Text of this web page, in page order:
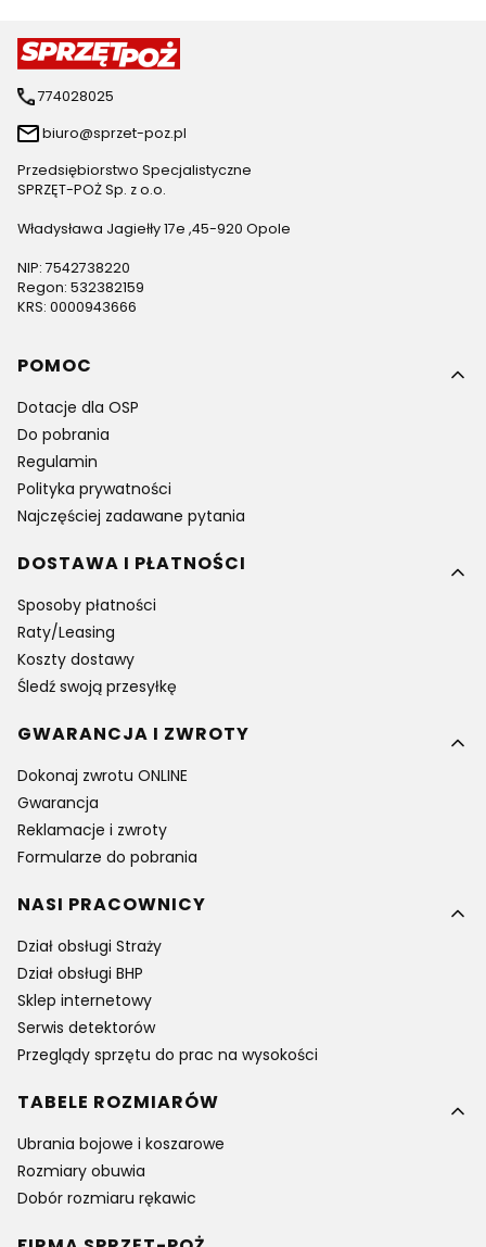
774028025
biuro@sprzet-poz.pl
Przedsiębiorstwo Specjalistyczne
SPRZĘT-POŻ Sp. z o.o.
Władysława Jagiełły 17e ,45-920 Opole
NIP: 7542738220
Regon: 532382159
KRS: 0000943666
Linki w stopce
POMOC
Dotacje dla OSP
Do pobrania
Regulamin
Polityka prywatności
Najczęściej zadawane pytania
DOSTAWA I PŁATNOŚCI
Sposoby płatności
Raty/Leasing
Koszty dostawy
Śledź swoją przesyłkę
GWARANCJA I ZWROTY
Dokonaj zwrotu ONLINE
Gwarancja
Reklamacje i zwroty
Formularze do pobrania
NASI PRACOWNICY
Dział obsługi Straży
Dział obsługi BHP
Sklep internetowy
Serwis detektorów
Przeglądy sprzętu do prac na wysokości
TABELE ROZMIARÓW
Ubrania bojowe i koszarowe
Rozmiary obuwia
Dobór rozmiaru rękawic